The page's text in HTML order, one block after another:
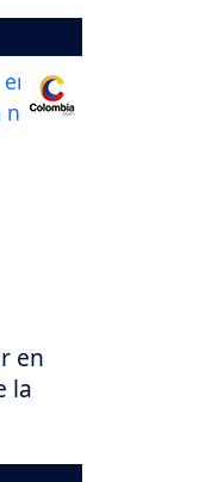
en
la